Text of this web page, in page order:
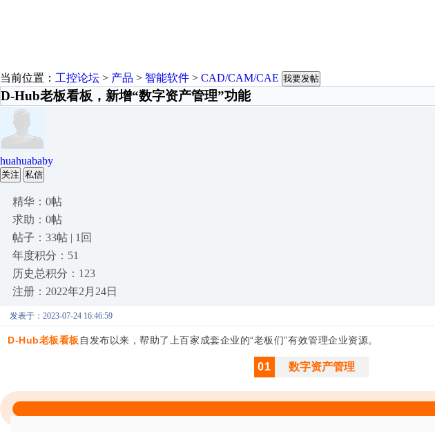
当前位置： 工控论坛 > 产品 > 智能软件 > CAD/CAM/CAE 我要发帖
D-Hub老板看板，新增“数字资产管理”功能
huahuababy
关注 私信
精华：0帖
求助：0帖
帖子：33帖 | 1回
年度积分：51
历史总积分：123
注册：2022年2月24日
发表于：2023-07-24 16:46:59
D-Hub老板看板 自发布以来，帮助了上百家成套企业的“老板们”有效管理企业资源。
01 数字资产管理